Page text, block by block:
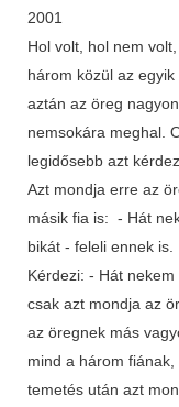
2001
Hol volt, hol nem
három közül az
aztán az öreg
nemsokára meghal.
legidősebb azt
Azt mondja erre az
másik fia is: - Hát
bikát - feleli ennek
Kérdezi: - Hát
csak azt mondja az
az öregnek más
mind a három
temetés után azt